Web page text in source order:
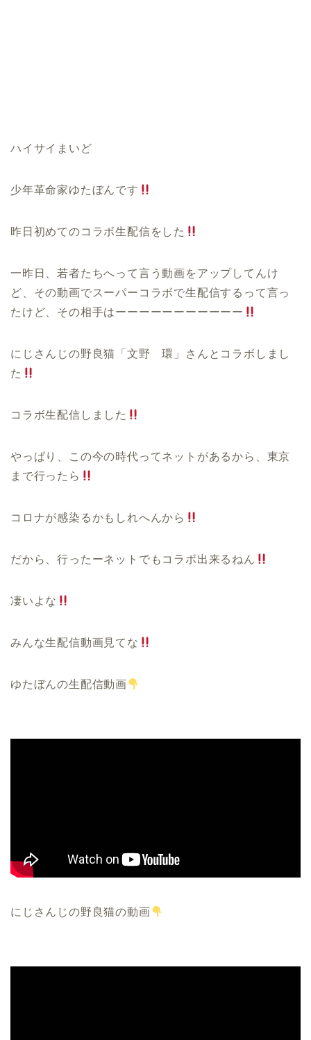
ハイサイまいど
少年革命家ゆたぼんです
昨日初めてのコラボ生配信をした
一昨日、若者たちへって言う動画をアップしてんけ
ど、その動画でスーパーコラボで生配信するって言っ
たけど、その相手はーーーーーーーーーーー
にじさんじの野良猫 「文野 環」さんとコラボしまし
た
コラボ生配信しました
やっぱり、この今の時代ってネットがあるから、東京
まで行ったら
コロナが感染るかもしれへんから
だから、行ったーネットでもコラボ出来るねん
凄いよな
みんな生配信動画見てな
ゆたぼんの生配信動画
にじさんじの野良猫の動画